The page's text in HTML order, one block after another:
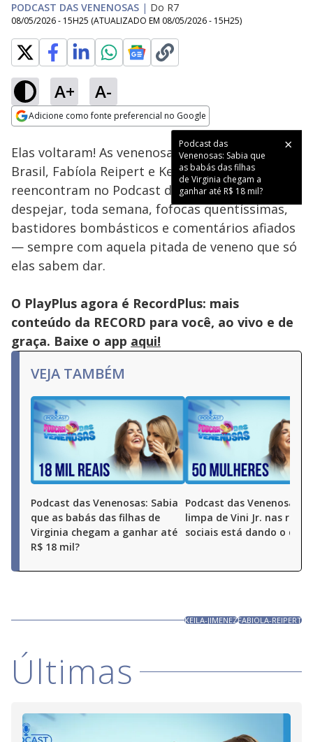
PODCAST DAS VENENOSAS | Do R7
08/05/2026 - 15H25 (ATUALIZADO EM 08/05/2026 - 15H25)
A+ A-
Adicione como fonte preferencial no Google
Podcast das
Venenosas: Sabia que
as babás das filhas
de Virginia chegam a
ganhar até R$ 18 mil?
Ativar
Loaded:
6.64%
Elas voltaram! As venenosas mais famosas do
Brasil, Fabíola Reipert e Keila Jimenez, se
reencontram no Podcast das Venenosas para
despejar, toda semana, fofocas quentíssimas,
bastidores bombásticos e comentários afiados
— sempre com aquela pitada de veneno que só
elas sabem dar.
O PlayPlus agora é RecordPlus: mais
conteúdo da RECORD para você, ao vivo e de
graça. Baixe o app aqui!
VEJA TAMBÉM
Podcast das Venenosas: Sabia
que as babás das filhas de
Virginia chegam a ganhar até
R$ 18 mil?
Podcast das Venenosas: A
limpa de Vini Jr. nas redes
sociais está dando o que
KEILA-JIMENEZFABIOLA-REIPERT
Últimas